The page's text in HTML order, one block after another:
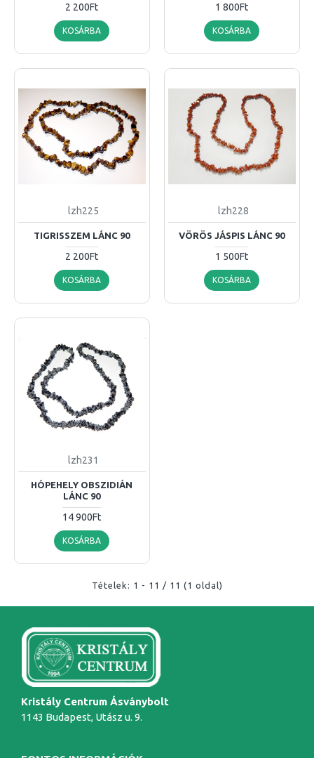
2 200Ft
KOSÁRBA
1 800Ft
KOSÁRBA
lzh225
TIGRISSZEM LÁNC 90
2 200Ft
KOSÁRBA
lzh228
VÖRÖS JÁSPIS LÁNC 90
1 500Ft
KOSÁRBA
lzh231
HÓPEHELY OBSZIDIÁN
LÁNC 90
14 900Ft
KOSÁRBA
Tételek: 1 - 11 / 11 (1 oldal)
Kristály Centrum Ásványbolt
1143 Budapest, Utász u. 9.